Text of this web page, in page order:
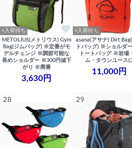
×入荷待ち
METOLIUS(メトリウス) Gym
Bag(ジムバッグ) ※定番がモ
デルチェンジ ※調節可能な
長めショルダー ※300円値下
がり ※廃番
3,630円
×入荷待ち
asana(アサナ) Dirt
トバッグ) ※ショルダ
トートバッグ ※岩場
ム・タウンユース
11,000円
28 29